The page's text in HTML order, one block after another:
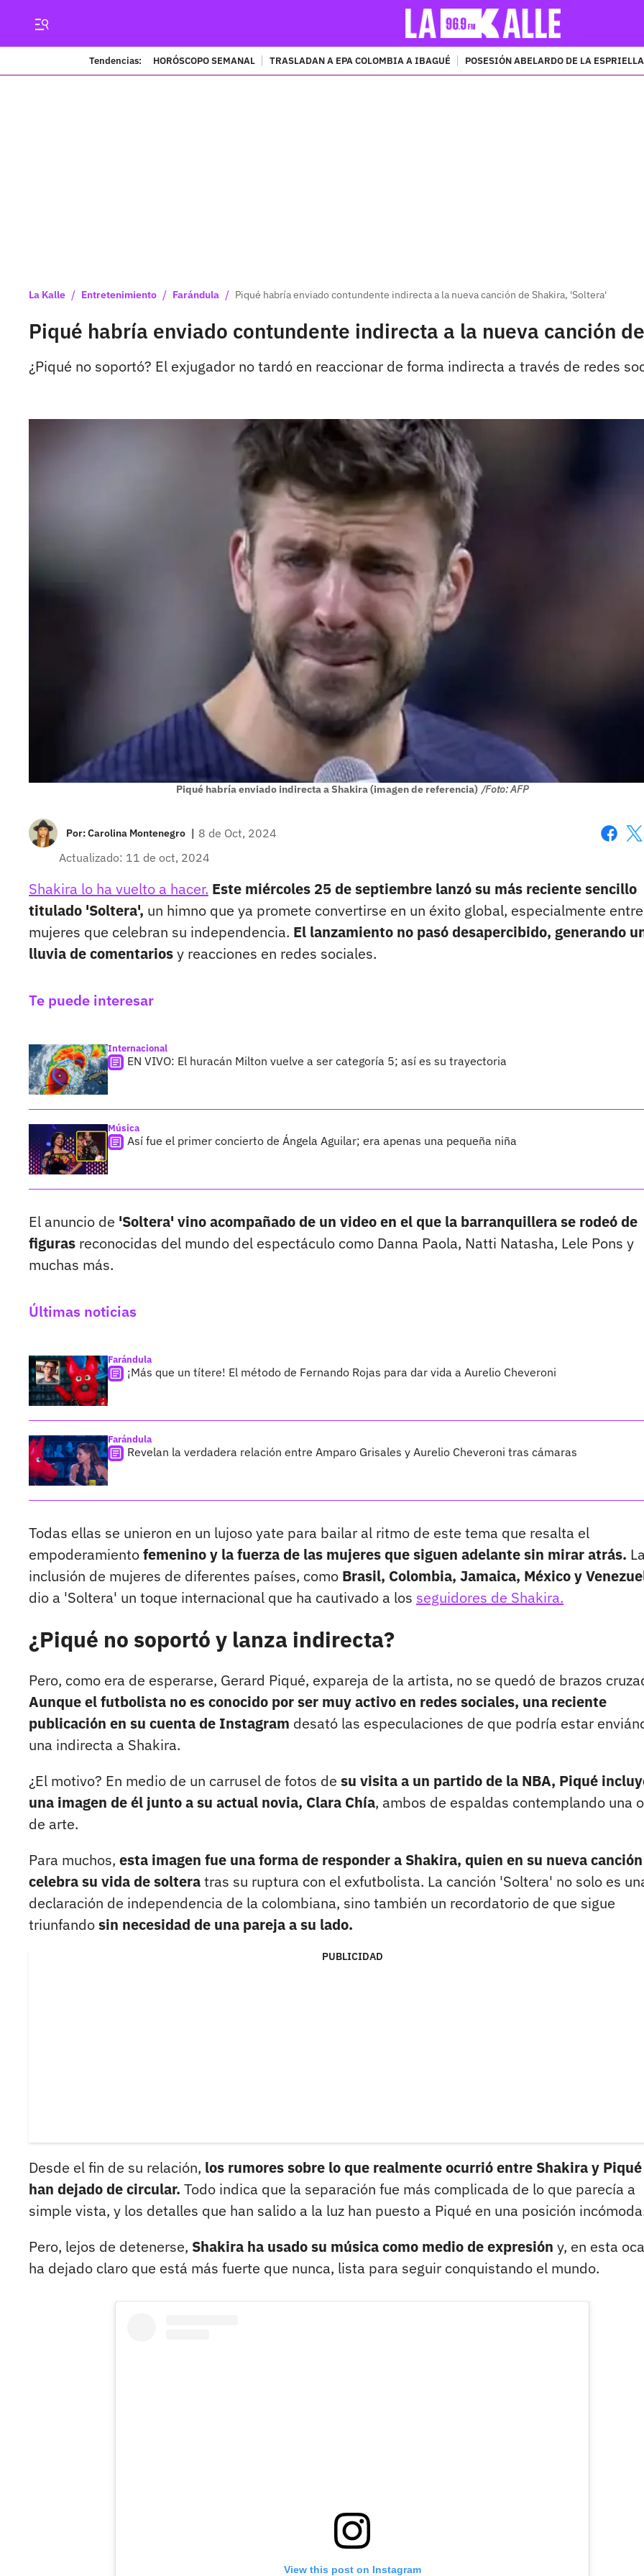
Tendencias: HORÓSCOPO SEMANAL TRASLADAN A EPA COLOMBIA A IBAGUÉ POSESIÓN ABELARDO DE LA ESPRIELLA
La Kalle / Entretenimiento / Farándula / Piqué habría enviado contundente indirecta a la nueva canción de Shakira, 'Soltera'
Piqué habría enviado contundente indirecta a la nueva canción
¿Piqué no soportó? El exjugador no tardó en reaccionar de forma indirecta a través de redes
Piqué habría enviado indirecta a Shakira (imagen de referencia) /Foto: AFP
Por:Carolina Montenegro | 8 de Oct, 2024
Actualizado: 11 de oct, 2024
Shakira lo ha vuelto a hacer. Este miércoles 25 de septiembre lanzó su más reciente sencillo
titulado 'Soltera', un himno que ya promete convertirse en un éxito global, especialmente
mujeres que celebran su independencia. El lanzamiento no pasó desapercibido, generando
lluvia de comentariosy reacciones en redes sociales.
Te puede interesar
Internacional
EN VIVO: El huracán Milton vuelve a ser categoría 5; así es su trayectoria
Música
Así fue el primer concierto de Ángela Aguilar; era apenas una pequeña niña
El anuncio de 'Soltera' vino acompañado de un video en el que la barranquillera se rodeó de
figuras reconocidas del mundo del espectáculo como Danna Paola, Natti Natasha, Lele Pons y
muchas más.
Últimas noticias
Farándula
¡Más que un títere! El método de Fernando Rojas para dar vida a Aurelio Cheveroni
Farándula
Revelan la verdadera relación entre Amparo Grisales y Aurelio Cheveroni tras cámaras
Todas ellas se unieron en un lujoso yate para bailar al ritmo de este tema que resalta el
empoderamientofemenino y la fuerza de las mujeres que siguen adelante sin mirar atrás. La
inclusión de mujeres de diferentes países, como Brasil, Colombia, Jamaica, México y
dio a 'Soltera' un toque internacional que ha cautivado a los seguidores de Shakira.
¿Piqué no soportó y lanza indirecta?
Pero, como era de esperarse, Gerard Piqué, expareja de la artista, no se quedó de brazos
Aunque el futbolista no es conocido por ser muy activo en redes sociales, una reciente
publicación en su cuenta de Instagram desató las especulaciones de que podría estar
una indirecta a Shakira.
¿El motivo? En medio de un carrusel de fotos de su visita a un partido de la NBA, Piqué
una imagen de él junto a su actual novia, Clara Chía, ambos de espaldas contemplando una
de arte.
Para muchos, esta imagen fue una forma de responder a Shakira, quien en su nueva canción
celebra su vida de solteratras su ruptura con el exfutbolista. La canción 'Soltera' no solo es
declaración de independencia de la colombiana, sino también un recordatorio de que sigue
triunfandosin necesidad de una pareja a su lado.
PUBLICIDAD
Desde el fin de su relación, los rumores sobre lo que realmente ocurrió entre Shakira y
han dejado de circular. Todo indica que la separación fue más complicada de lo que parecía a
simple vista, y los detalles que han salido a la luz han puesto a Piqué en una posición
Pero, lejos de detenerse, Shakira ha usado su música como medio de expresión y, en esta
ha dejado claro que está más fuerte que nunca, lista para seguir conquistando el mundo.
View this post on Instagram